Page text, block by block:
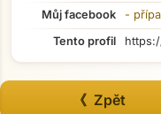
Můj facebook
-
Tento profil
《 Zpět